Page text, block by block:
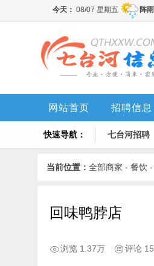
网站首页 招聘信息
快速导航： 七台河招聘
当前位置： 全部商家 - 餐饮 -
回味鸭脖店
浏览 1.37万 评论 15